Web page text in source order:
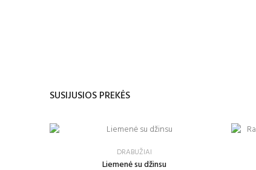
SUSIJUSIOS PREKĖS
DRABUŽIAI
Liemenė su džinsu